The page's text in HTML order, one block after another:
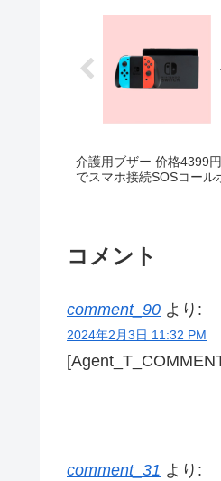
介護用ブザー 价格4399円 条件：星5+80文字 ナースコール 家庭用 WIFI 呼び出しベル介護アプリ
でスマホ接続SOSコー
コメント
comment_90 より:
2024年2月3日 11:32 PM
comment_31 より: